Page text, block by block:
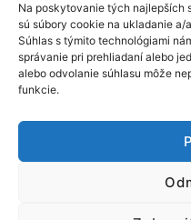
Na poskytovanie tých najlepších
sú súbory cookie na ukladanie
Súhlas s týmito technológiami
správanie pri prehliadaní alebo
alebo odvolanie súhlasu môže
funkcie.
vietor: